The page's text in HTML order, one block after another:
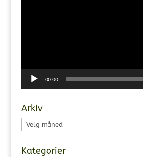
00:00
Arkiv
Arkiv
Kategorier